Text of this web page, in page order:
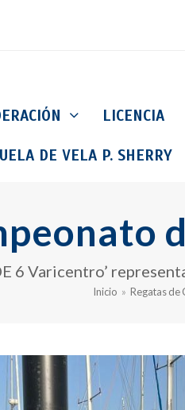
LICENCIA
DE VELA P. SHERRY
6 Varicentro’
Inicio » Regatas de